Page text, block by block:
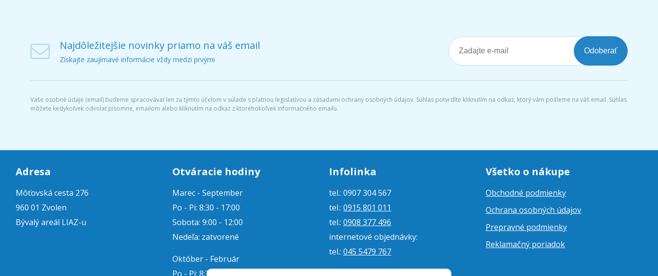
Najdôležitejšie novinky priamo na váš email
Získajte zaujímavé informácie vždy medzi prvými
Odoberať
Vaše osobné údaje (email) budeme spracovávať len za týmto účelom v súlade s platnou legislatívou a zásadami ochrany osobných údajov. Súhlas potvrdíte kliknutím na odkaz, ktorý vám pošleme na váš email. Súhlas
môžete kedykoľvek odvolať písomne, emailom alebo kliknutím na odkaz z ktoréhokoľvek informačného emailu.
Adresa
Môťovská cesta 276
960 01 Zvolen
Bývalý areál LIAZ-u
Otváracie hodiny
Marec - September
Po - Pi: 8:30 - 17:00
Sobota: 9:00 - 12:00
Nedeľa: zatvorené
Október - Február
Po - Pi: 8:30 - 16:00
Infolinka
tel.: 0907 304 567
tel.: 0915 801 011
tel.: 0908 377 496
internetové objednávky:
tel.: 045 5479 767
Všetko o nákupe
Obchodné podmienky
Ochrana osobných údajov
Prepravné podmienky
Reklamačný poriadok